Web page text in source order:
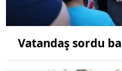
Vatandaş sordu